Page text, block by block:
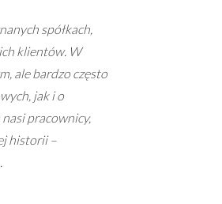
spółkach,
klientów. W
ale bardzo często
jak i o
pracownicy,
historii –